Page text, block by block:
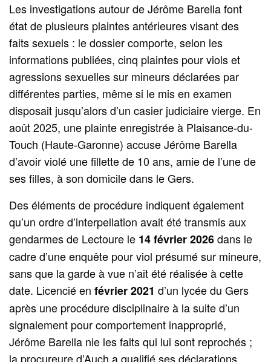
Les investigations autour de Jérôme Barella font
état de plusieurs plaintes antérieures visant des
faits sexuels : le dossier comporte, selon les
informations publiées, cinq plaintes pour viols et
agressions sexuelles sur mineurs déclarées par
différentes parties, même si le mis en examen
disposait jusqu’alors d’un casier judiciaire vierge. En
août 2025, une plainte enregistrée à Plaisance-du-
Touch (Haute-Garonne) accuse Jérôme Barella
d’avoir violé une fillette de 10 ans, amie de l’une de
ses filles, à son domicile dans le Gers.
Des éléments de procédure indiquent également
qu’un ordre d’interpellation avait été transmis aux
gendarmes de Lectoure le 14 février 2026dans le
cadre d’une enquête pour viol présumé sur mineure,
sans que la garde à vue n’ait été réalisée à cette
date. Licencié enfévrier 2021 d’un lycée du Gers
après une procédure disciplinaire à la suite d’un
signalement pour comportement inapproprié,
Jérôme Barella nie les faits qui lui sont reprochés ;
la procureure d’Auch a qualifié ses déclarations